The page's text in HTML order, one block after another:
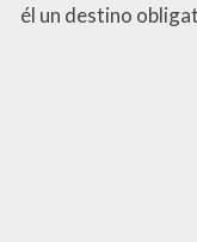
él un destino